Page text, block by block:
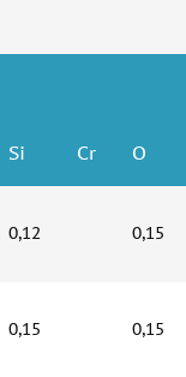
Si Cr O
0,12 0,15
0,15 0,15